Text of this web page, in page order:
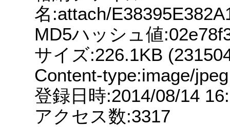
名:attach/
MD5ハッシュ値
サイズ:226.1KB
Content-type:image/jpeg
登録日時:2014/08/14
アクセス数:3317